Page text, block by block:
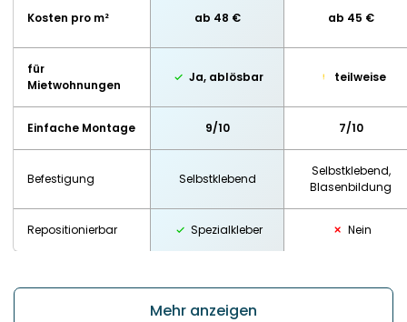
Kosten pro m² ab 48 € ab 45 €
für
Mietwohnungen
Ja, ablösbar teilweise
Einfache Montage 9/10 7/10
Befestigung Selbstklebend
Selbstklebend,
Blasenbildung
Repositionierbar Spezialkleber Nein
Mehr anzeigen